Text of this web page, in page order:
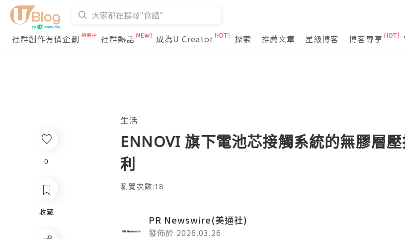
社群創作有價企劃
社群熱話 成為U Creator 探索 推薦文章 星級博客 博客專享
生活
ENNOVI 旗下電池芯接觸系統的無膠層
利
瀏覽次數:18
PR Newswire(美通社)
發佈於 2026.03.26
0
收藏